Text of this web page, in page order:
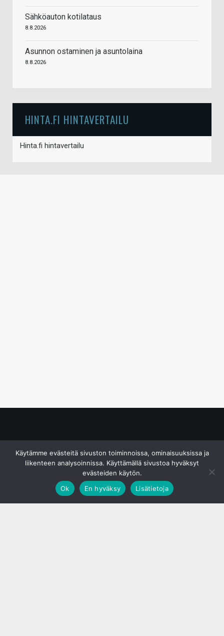
Sähköauton kotilataus
8.8.2026
Asunnon ostaminen ja asuntolaina
8.8.2026
HINTA.FI HINTAVERTAILU
Hinta.fi hintavertailu
Käytämme evästeitä sivuston toiminnoissa, ominaisuuksissa ja
liikenteen analysoinnissa. Käyttämällä sivustoa hyväksyt
evästeiden käytön.
Ok
En hyväksy Lisätietoja